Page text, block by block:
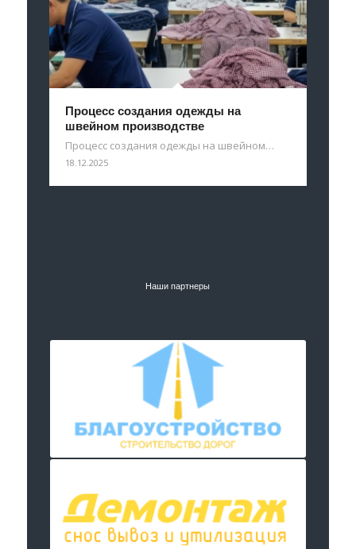
Процесс создания одежды на
швейном производстве
Процесс создания одежды на швейном…
18.12.2025
Наши партнеры